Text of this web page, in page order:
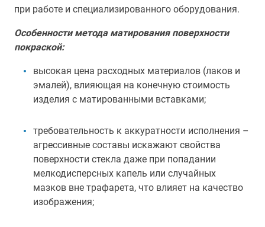
при работе и специализированного оборудования.
Особенности метода матирования поверхности
покраской:
высокая цена расходных материалов (лаков и
эмалей), влияющая на конечную стоимость
изделия с матированными вставками;
требовательность к аккуратности исполнения –
агрессивные составы искажают свойства
поверхности стекла даже при попадании
мелкодисперсных капель или случайных
мазков вне трафарета, что влияет на качество
изображения;